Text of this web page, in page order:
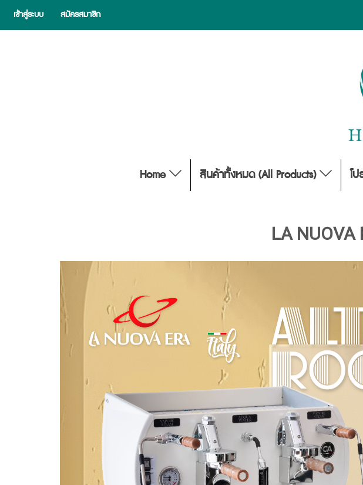
เข้าสู่ระบบ สมัครสมาชิก
Home สินค้าทั้งหมด (All Products) โ
LA NUOVA